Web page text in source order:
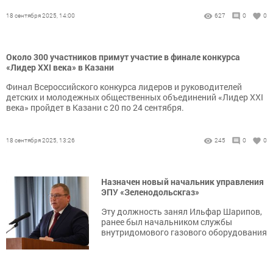
18 сентября 2025, 14:00 627 0 0
Около 300 участников примут участие в финале конкурса
«Лидер XXI века» в Казани
Финал Всероссийского конкурса лидеров и руководителей
детских и молодежных общественных объединений «Лидер XXI
века» пройдет в Казани с 20 по 24 сентября.
18 сентября 2025, 13:26 245 0 0
Назначен новый начальник управления
ЭПУ «Зеленодольскгаз»
Эту должность занял Ильфар Шарипов,
ранее был начальником службы
внутридомового газового оборудования